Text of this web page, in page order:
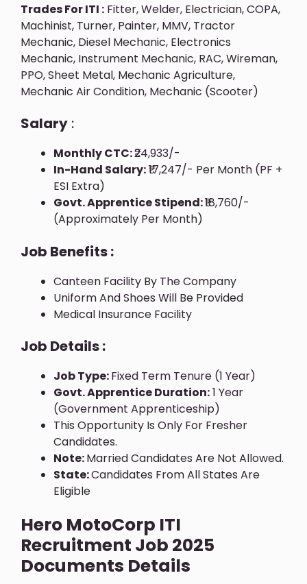
Trades For ITI : Fitter, Welder, Electrician, COPA,
Machinist, Turner, Painter, MMV, Tractor
Mechanic, Diesel Mechanic, Electronics
Mechanic, Instrument Mechanic, RAC, Wireman,
PPO, Sheet Metal, Mechanic Agriculture,
Mechanic Air Condition, Mechanic (Scooter)
Salary :
Monthly CTC:₹24,933/-
In-Hand Salary:₹17,247/- Per Month (PF +
ESI Extra)
Govt. Apprentice Stipend:₹18,760/-
(approximately Per Month)
Job Benefits :
Canteen Facility By The Company
Uniform And Shoes Will Be Provided
Medical Insurance Facility
Job Details :
Job Type:Fixed Term Tenure (1 Year)
Govt. Apprentice Duration:1 Year
(Government Apprenticeship)
This Opportunity Is Only For Fresher
Candidates.
Note:Married Candidates Are Not Allowed.
State:Candidates From All States Are
Eligible
Hero MotoCorp ITI
Recruitment Job 2025
Documents Details